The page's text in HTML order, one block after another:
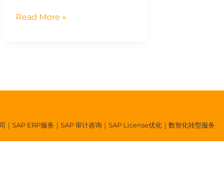
Read More »
SAP ERP服务｜SAP 审计咨询｜SAP License优化｜数智化转型服务